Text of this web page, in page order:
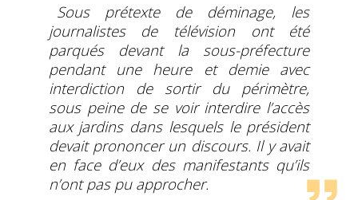
Sous prétexte de déminage, les
journalistes de télévision ont été
parqués devant la sous-préfecture
pendant une heure et demie avec
interdiction de sortir du périmètre,
sous peine de se voir interdire l’accès
aux jardins dans lesquels le président
devait prononcer un discours. Il y avait
en face d’eux des manifestants qu’ils
n’ont pas pu approcher.